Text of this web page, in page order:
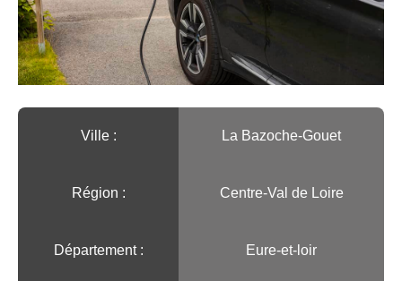
Ville :️ La Bazoche-Gouet
Région :️ Centre-Val de Loire
Département : Eure-et-loir